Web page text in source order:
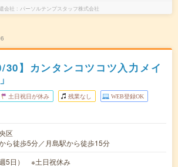
会社 パーソルテンプスタッフ株式会社
】カンタンコツコツ入力メイ
土日祝日が休み 残業なし WEB登録OK
区
ら徒歩5分／月島駅から徒歩15分
5日） ※土日祝休み